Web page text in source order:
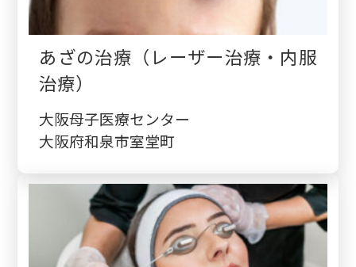
あざの治療（レーザー治療・内服
治療）
大阪母子医療センター
大阪府和泉市室堂町